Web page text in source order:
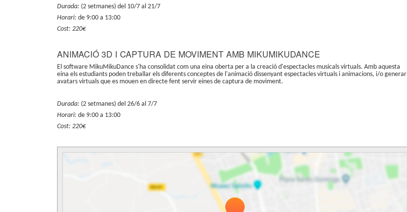
Durada: (2 setmanes) del 10/7 al 21/7
Horari: de 9:00 a 13:00
Cost: 220€
ANIMACIÓ 3D I CAPTURA DE MOVIMENT AMB MIKUMIKUDANCE
El software MikuMikuDance s'ha consolidat com una eina oberta per a la creació d'espectacles musicals virtuals. Amb aquesta
eina els estudiants poden treballar els diferents conceptes de l'animació dissenyant espectacles virtuals i animacions, i/o generar
avatars virtuals que es mouen en directe fent servir eines de captura de moviment.
Durada: (2 setmanes) del 26/6 al 7/7
Horari: de 9:00 a 13:00
Cost: 220€